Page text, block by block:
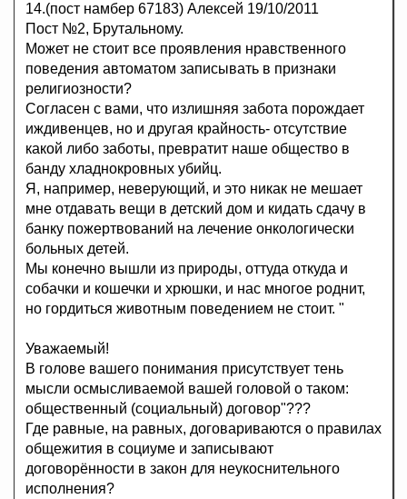
14.(пост намбер 67183) Алексей 19/10/2011
Пост №2, Брутальному.
Может не стоит все проявления нравственного
поведения автоматом записывать в признаки
религиозности?
Согласен с вами, что излишняя забота порождает
иждивенцев, но и другая крайность- отсутствие
какой либо заботы, превратит наше общество в
банду хладнокровных убийц.
Я, например, неверующий, и это никак не мешает
мне отдавать вещи в детский дом и кидать сдачу в
банку пожертвований на лечение онкологически
больных детей.
Мы конечно вышли из природы, оттуда откуда и
собачки и кошечки и хрюшки, и нас многое роднит,
но гордиться животным поведением не стоит. "
Уважаемый!
В голове вашего понимания присутствует тень
мысли осмысливаемой вашей головой о таком:
общественный (социальный) договор"???
Где равные, на равных, договариваются о правилах
общежития в социуме и записывают
договорённости в закон для неукоснительного
исполнения?